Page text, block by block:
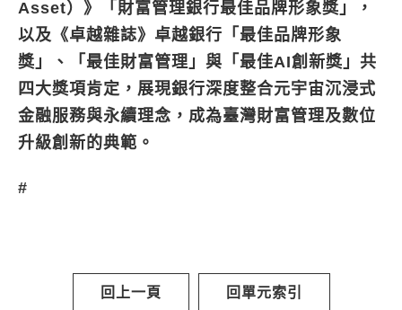
Asset）》「財富管理銀行最佳品牌形象獎」，
以及《卓越雜誌》卓越銀行「最佳品牌形象
獎」、「最佳財富管理」與「最佳AI創新獎」共
四大獎項肯定，展現銀行深度整合元宇宙沉浸式
金融服務與永續理念，成為臺灣財富管理及數位
升級創新的典範。
#
回上一頁 回單元索引